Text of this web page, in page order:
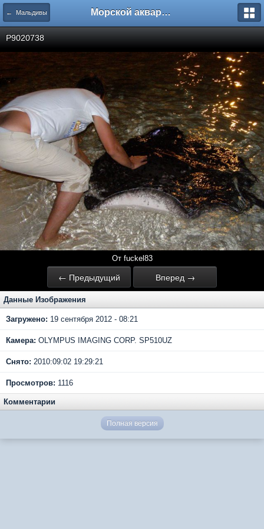
← Мальдивы Морской аквариум. Форумы ReefCentral.ru
P9020738
От fuckel83
← Предыдущий Вперед →
Данные Изображения
Загружено: 19 сентября 2012 - 08:21
Камера: OLYMPUS IMAGING CORP. SP510UZ
Снято: 2010:09:02 19:29:21
Просмотров: 1116
Комментарии
Полная версия